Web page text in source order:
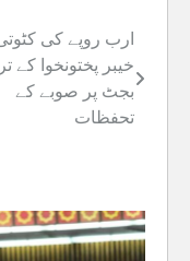
خیبر پختونخوا کے
بجٹ پر صوبے کے
تحفظات